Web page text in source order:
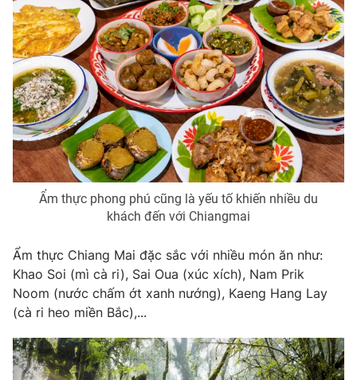
Ẩm thực phong phú cũng là yếu tố khiến nhiều du
khách đến với Chiangmai
Ẩm thực Chiang Mai đặc sắc với nhiều món ăn như:
Khao Soi (mì cà ri), Sai Oua (xúc xích), Nam Prik
Noom (nước chấm ớt xanh nướng), Kaeng Hang Lay
(cà ri heo miền Bắc),...